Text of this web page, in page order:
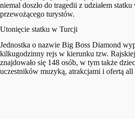
niemal doszło do tragedii z udziałem
przewożącego turystów.
Utonięcie statku w Turcji
Jednostka o nazwie Big Boss Diamond
kilkugodzinny rejs w kierunku tzw.
znajdowało się 148 osób, w tym także
uczestników muzyką, atrakcjami i ofertą